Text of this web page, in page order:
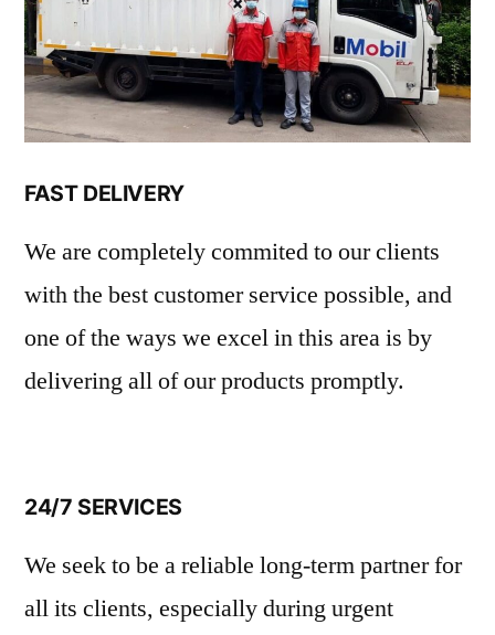
FAST DELIVERY
We are completely commited to our clients
with the best customer service possible, and
one of the ways we excel in this area is by
delivering all of our products promptly.
24/7 SERVICES
We seek to be a reliable long-term partner for
all its clients, especially during urgent